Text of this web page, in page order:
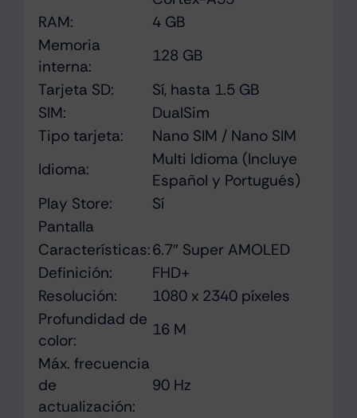
RAM:
4 GB
Memoria
interna:
128 GB
Tarjeta SD:
Sí, hasta 1.5 GB
SIM:
DualSim
Tipo tarjeta:
Nano SIM / Nano SIM
Idioma:
Multi Idioma (Incluye
Español y Portugués)
Play Store:
Sí
Pantalla
Características:6.7″ Super AMOLED
Definición:
FHD+
Resolución:
1080 x 2340 píxeles
Profundidad de
color:
16 M
Máx. frecuencia
de
actualización:
90 Hz